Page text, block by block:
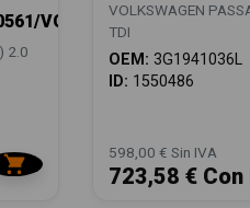
VG0564074
2.0
VOLKSWAGEN
TDI
OEM: 3G1941036L
ID: 1550486
598,00 € Sin IVA
723,58 € Con